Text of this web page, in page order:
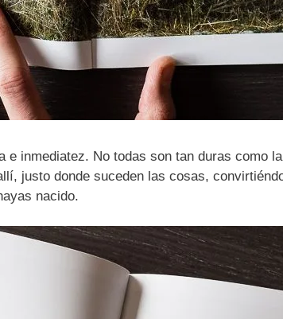
e inmediatez. No todas son tan duras como
justo donde suceden las cosas,
nacido.